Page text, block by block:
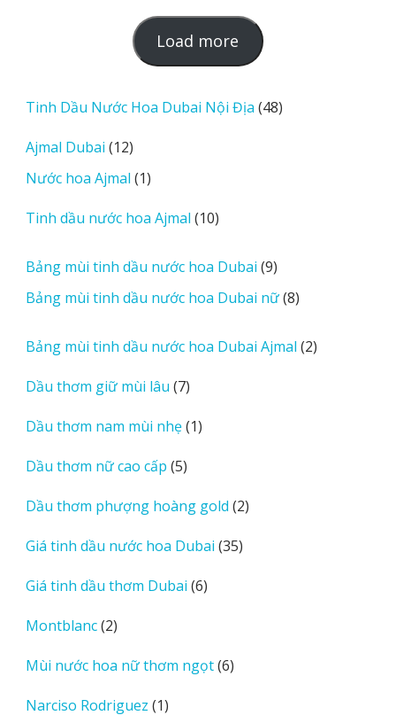
Load more
o
d
v
e
s
Tinh Dầu Nước Hoa Dubai Nội Địa 4848
Ajmal Dubai 1212
sản
phẩm
Nước hoa Ajmal 11
phẩm
Tinh dầu nước hoa Ajmal 1010
phẩm
Bảng mùi tinh dầu nước hoa Dubai 99
sản
phẩm
Bảng mùi tinh dầu nước hoa Dubai nữ 88
phẩm
Bảng mùi tinh dầu nước hoa Dubai Ajmal 22
Dầu thơm giữ mùi lâu 77
phẩm
Dầu thơm nam mùi nhẹ 11
Dầu thơm nữ cao cấp 55
phẩm
Dầu thơm phượng hoàng gold 22
Giá tinh dầu nước hoa Dubai 3535
Giá tinh dầu thơm Dubai 66
Montblanc 22
phẩm
Mùi nước hoa nữ thơm ngọt 66
Narciso Rodriguez 11